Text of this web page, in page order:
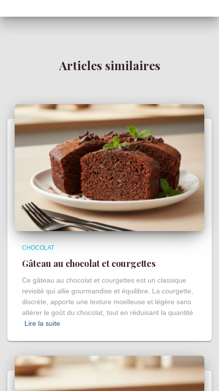
Articles similaires
CHOCOLAT
Gâteau au chocolat et courgettes
Ce gâteau au chocolat et courgettes est un classique
revisité qui allie gourmandise et équilibre. La courgette,
discrète, apporte une texture moelleuse et légère sans
altérer le goût du chocolat, tout en réduisant la quantité
Lire la suite